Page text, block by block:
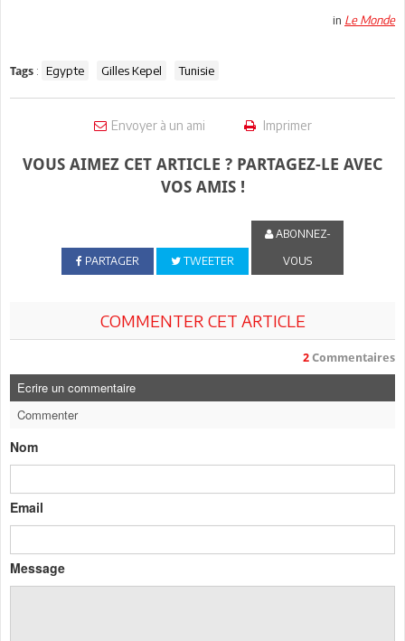
in Le Monde
Tags : Egypte Gilles Kepel Tunisie
Envoyer à un ami Imprimer
VOUS AIMEZ CET ARTICLE ? PARTAGEZ-LE AVEC
VOS AMIS !
PARTAGER TWEETER
ABONNEZ-
VOUS
COMMENTER CET ARTICLE
2 Commentaires
Ecrire un commentaire
Commenter
Nom
Email
Message